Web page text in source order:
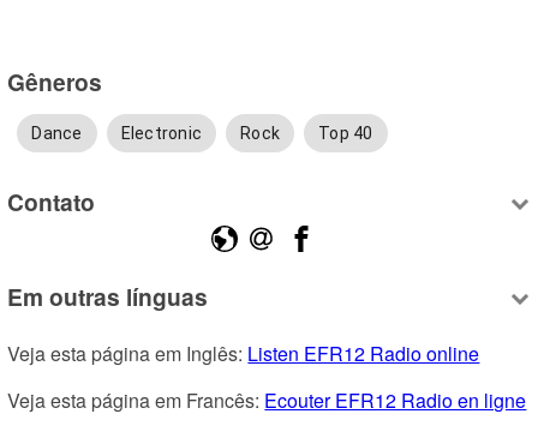
Gêneros
Dance Electronic Rock Top 40
Contato
Em outras línguas
Veja esta página em Inglês: Listen EFR12 Radio online
Veja esta página em Francês: Ecouter EFR12 Radio en ligne